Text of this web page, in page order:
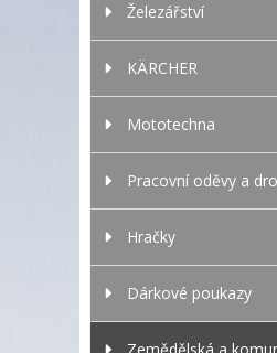
Železářství
KÄRCHER
Mototechna
Pracovní oděvy a
Hračky
Dárkové poukazy